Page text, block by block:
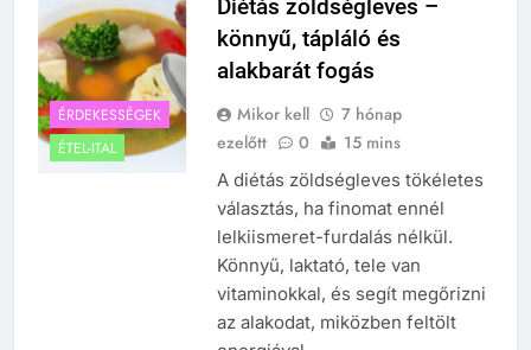
ÉRDEKESSÉGEK
ÉTEL-ITAL
Diétás zöldségleves –
könnyű, tápláló és
alakbarát fogás
Mikor kell
7 hónap
ezelőtt
0 15 mins
A diétás zöldségleves tökéletes
választás, ha finomat ennél
lelkiismeret-furdalás nélkül.
Könnyű, laktató, tele van
vitaminokkal, és segít megőrizni
az alakodat, miközben feltölt